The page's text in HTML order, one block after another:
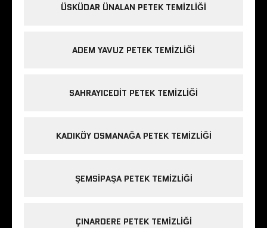
ÜSKÜDAR ÜNALAN PETEK TEMIZLIĞI
ADEM YAVUZ PETEK TEMIZLIĞI
SAHRAYICEDIT PETEK TEMIZLIĞI
KADIKÖY OSMANAĞA PETEK TEMIZLIĞI
ŞEMSIPAŞA PETEK TEMIZLIĞI
ÇINARDERE PETEK TEMIZLIĞI